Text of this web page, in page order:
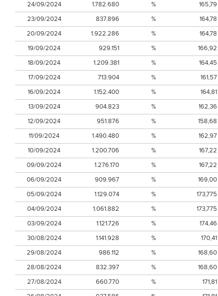
24/09/2024
1.782.680 %
165,79
23/09/2024
837.896 %
164,78
20/09/2024
1.922.286 %
164,78
19/09/2024
929.151 %
166,92
18/09/2024
1.209.381 %
164,45
17/09/2024
713.904 %
161,57
16/09/2024
1.152.400 %
164,81
13/09/2024
904.823 %
162,36
12/09/2024
951.876 %
158,68
11/09/2024
1.490.480 %
162,97
10/09/2024
1.200.706 %
167,22
09/09/2024
1.276.170 %
167,22
06/09/2024
909.967 %
169,00
05/09/2024
1.129.074 %
173,775
04/09/2024
1.061.882 %
173,775
03/09/2024
1.121.726 %
174,46
30/08/2024
1.141.928 %
170,41
29/08/2024
986.112 %
168,60
28/08/2024
832.397 %
168,60
27/08/2024
660.770 %
171,81